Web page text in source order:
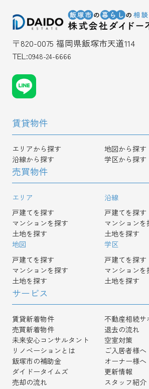
〒820-0075 福岡県飯塚市天道114
TEL:0948-24-6666
賃貸物件
エリアから探す
地図から探す
沿線から探す
学区から探す
売買物件
エリア
戸建てを探す
マンションを探す
土地を探す
沿線
戸建てを探す
マンションを
土地を探す
地図
戸建てを探す
マンションを探す
土地を探す
学区
戸建てを探す
マンションを
土地を探す
サービス
賃貸新着物件
売買新着物件
未来安心コンサルタント
リノベーションとは
飯塚市の補助金
ダイドータイムズ
売却の流れ
不動産相続サ
退去の流れ
空室対策
ご入居者様へ
オーナー様へ
更新情報
スタッフ紹介